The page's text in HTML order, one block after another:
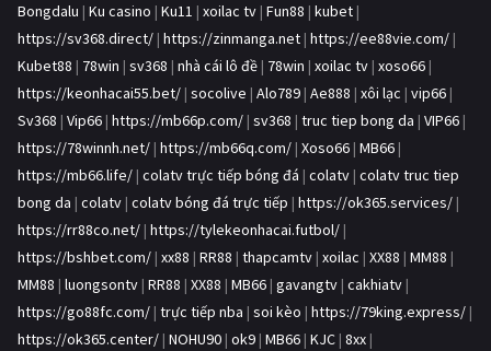
Bongdalu | Ku casino | Ku11 | xoilac tv | Fun88 | kubet |
https://sv368.direct/ | https://zinmanga.net | https://ee88vie.com/ |
Kubet88 | 78win | sv368 | nhà cái lô đề | 78win | xoilac tv | xoso66 |
https://keonhacai55.bet/ | socolive | Alo789 | Ae888 | xôi lạc | vip66 |
Sv368 | Vip66 | https://mb66p.com/ | sv368 | truc tiep bong da | VIP66 |
https://78winnh.net/ | https://mb66q.com/ | Xoso66 | MB66 |
https://mb66.life/ | colatv trực tiếp bóng đá | colatv | colatv truc tiep
bong da | colatv | colatv bóng đá trực tiếp | https://ok365.services/ |
https://rr88co.net/ | https://tylekeonhacai.futbol/ |
https://bshbet.com/ | xx88 | RR88 | thapcamtv | xoilac | XX88 | MM88 |
MM88 | luongsontv | RR88 | XX88 | MB66 | gavangtv | cakhiatv |
https://go88fc.com/ | trực tiếp nba | soi kèo | https://79king.express/ |
https://ok365.center/ | NOHU90 | ok9 | MB66 | KJC | 8xx |